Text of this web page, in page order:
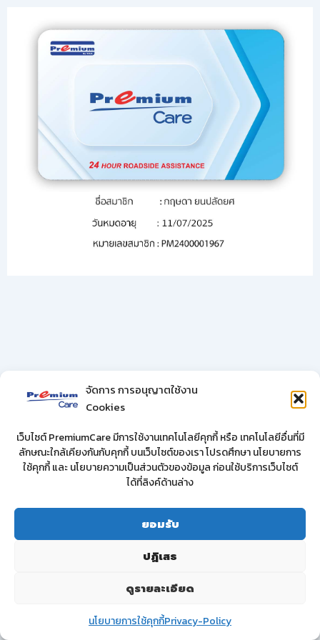
จัดการ การอนุญาตใช้งาน
Cookies
เว็บไซต์ PremiumCare มีการใช้งานเทคโนโลยีคุกกี้ หรือ เทคโนโลยีอื่นที่มี
ลักษณะใกล้เคียงกันกับคุกกี้ บนเว็บไซต์ของเรา โปรดศึกษา นโยบายการ
ใช้คุกกี้ และ นโยบายความเป็นส่วนตัวของข้อมูล ก่อนใช้บริการเว็บไซต์
ได้ที่ลิงค์ด้านล่าง
ยอมรับ
ปฏิเสธ
ดูรายละเอียด
นโยบายการใช้คุกกี้Privacy-Policy